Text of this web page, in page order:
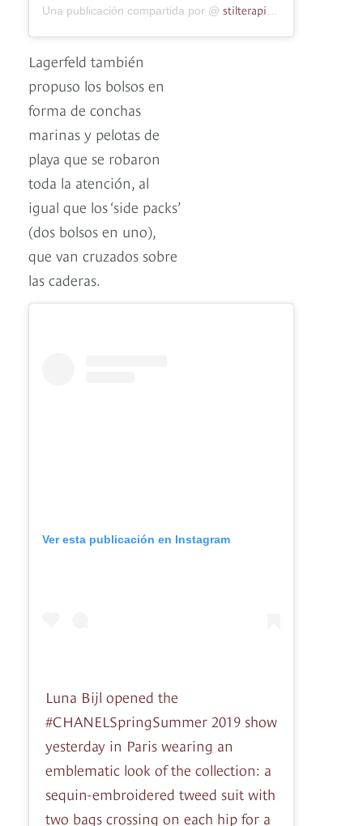
Una publicación compartida por @ stilterapi
Lagerfeld también
propuso los bolsos en
forma de conchas
marinas y pelotas de
playa que se robaron
toda la atención, al
igual que los ‘side packs’
(dos bolsos en uno),
que van cruzados sobre
las caderas.
Ver esta publicación en Instagram
Luna Bijl opened the
#CHANELSpringSummer 2019 show
yesterday in Paris wearing an
emblematic look of the collection: a
sequin-embroidered tweed suit with
two bags crossing on each hip for a